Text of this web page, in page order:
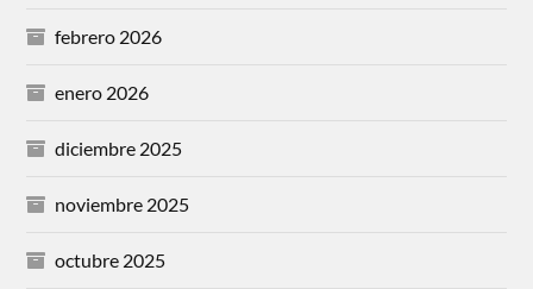
febrero 2026
enero 2026
diciembre 2025
noviembre 2025
octubre 2025